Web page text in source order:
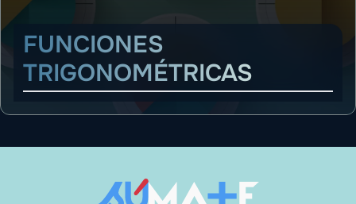
FUNCIONES
TRIGONOMÉTRICAS